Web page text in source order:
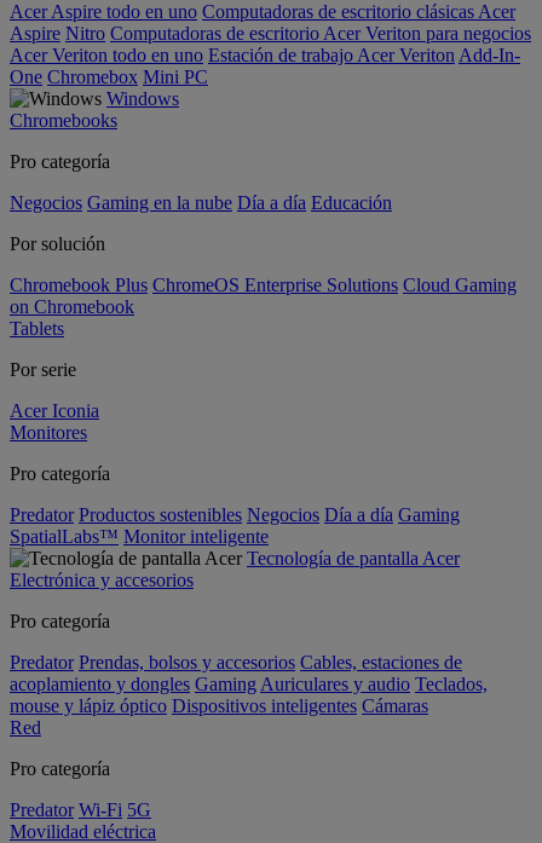
Acer Aspire todo en uno Computadoras de escritorio clásicas Acer
Aspire Nitro Computadoras de escritorio Acer Veriton para negocios
Acer Veriton todo en uno Estación de trabajo Acer Veriton Add-In-
One Chromebox Mini PC
Windows
Chromebooks
Pro categoría
Negocios Gaming en la nube Día a día Educación
Por solución
Chromebook Plus ChromeOS Enterprise Solutions Cloud Gaming
on Chromebook
Tablets
Por serie
Acer Iconia
Monitores
Pro categoría
Predator Productos sostenibles Negocios Día a día Gaming
SpatialLabs™ Monitor inteligente
Tecnología de pantalla Acer
Electrónica y accesorios
Pro categoría
Predator Prendas, bolsos y accesorios Cables, estaciones de
acoplamiento y dongles Gaming Auriculares y audio Teclados,
mouse y lápiz óptico Dispositivos inteligentes Cámaras
Red
Pro categoría
Predator Wi-Fi 5G
Movilidad eléctrica